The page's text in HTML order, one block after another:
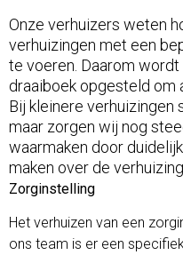
Onze verhuizers weten
verhuizingen met een
te voeren. Daarom
draaiboek opgesteld om
Bij kleinere verhuizingen
maar zorgen wij nog
waarmaken door
maken over de verhuizing.
Zorginstelling
Het verhuizen van een
ons team is er een